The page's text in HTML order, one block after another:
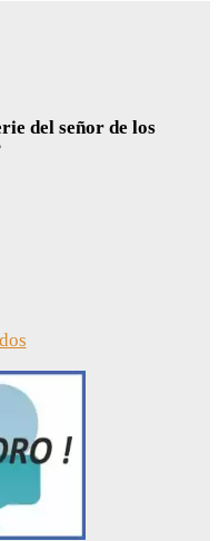
del señor de los